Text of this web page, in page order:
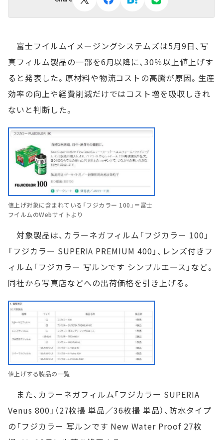
富士フイルムイメージングシステムズは5月9日、写
真フィルム製品の一部を6月以降に、30％以上値上げす
ると発表した。原材料や物流コストの高騰が原因。生産
効率の向上や経費削減だけではコスト増を吸収しきれ
ないと判断した。
値上げ対象に含まれている「フジカラー 100」＝富士
フイルムのWebサイトより
対象製品は、カラーネガフィルム「フジカラー 100」
「フジカラー SUPERIA PREMIUM 400」、レンズ付きフ
ィルム「フジカラー 写ルンです シンプルエース」など。
同社から写真店などへの出荷価格を引き上げる。
値上げする製品の一覧
また、カラーネガフィルム「フジカラー SUPERIA
Venus 800」（27枚撮 単品／36枚撮 単品）、防水タイプ
の「フジカラー 写ルンです New Water Proof 27枚